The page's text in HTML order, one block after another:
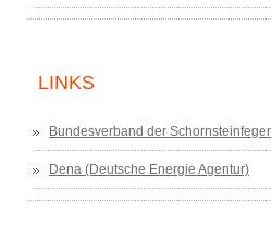
LINKS
Bundesverband der Schornsteinfeger
Dena (Deutsche Energie Agentur)